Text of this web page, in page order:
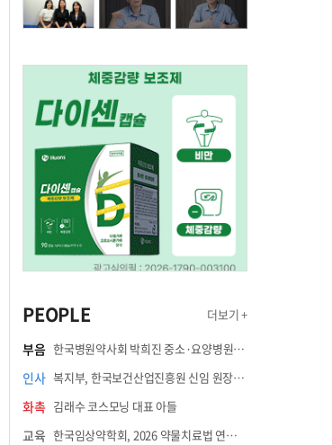
PEOPLE 더보기 +
부음 한국병원약사회 박희진 중소·요양병원이사(충청북도 청주의료원 약제팀장) 부친상
인사 복지부, 한국보건산업진흥원 신임 원장에 고상백 교수 임명
화촉 김래수 코스모닝 대표 아들
교육 한국임상약학회, 2026 약물치료법 연수강좌 8월 21일 개최